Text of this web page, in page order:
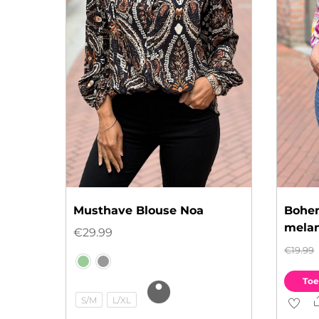
Musthave Blouse Noa
€29.99
S/M L/XL
€19.99